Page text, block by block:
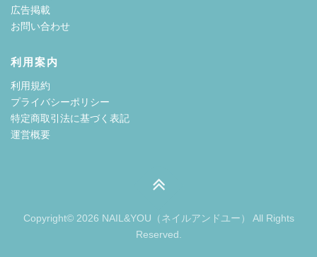
広告掲載
お問い合わせ
利用案内
利用規約
プライバシーポリシー
特定商取引法に基づく表記
運営概要
Copyright© 2026 NAIL&YOU（ネイルアンドユー） All Rights
Reserved.